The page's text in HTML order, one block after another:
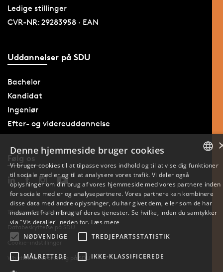
Ledige stillinger
CVR-NR: 29283958 · EAN
Uddannelser på SDU
Bachelor
Kandidat
Ingeniør
Efter- og videreuddannelse
Følg os
Tilgængelighedserklæring
Databeskyttelse på SDU
Cookie-indstillinger
Whistleblowerordning på SDU
ENGLISH
Denne hjemmeside bruger cookies
Vi bruger cookies til at tilpasse vores indhold og til at vise dig funktioner
til sociale medier og til at analysere vores trafik. Vi deler også
oplysninger om din brug af vores hjemmeside med vores partnere inden
for sociale medier og analysepartnere. Vores partnere kan kombinere
disse data med andre oplysninger, du har givet dem, eller som de har
indsamlet fra din brug af deres tjenester. Se hvilke, inden du samtykker
via "Vis detaljer" neden for. Læs mere
NØDVENDIGE
TREDJEPARTSSTATISTIK
MÅLRETTEDE IKKE-KLASSIFICEREDE